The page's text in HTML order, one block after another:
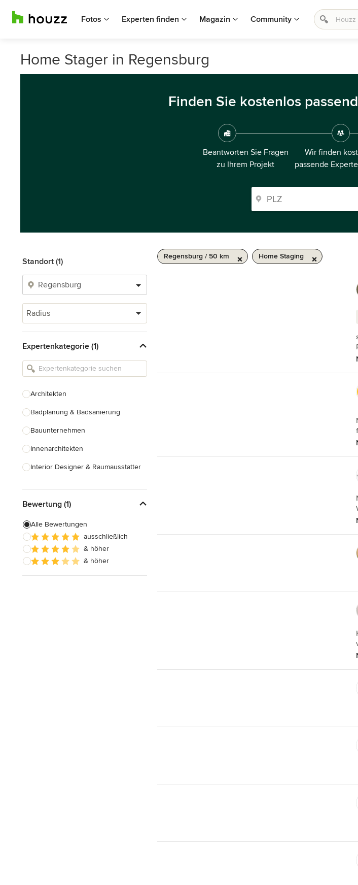
Fotos Experten finden Magazin Community
Home Stager in Regensburg
Finden Sie kostenlos
Beantworten Sie Fragen
zu Ihrem Projekt
Wir finden
passende
Standort (1)
Radius
Expertenkategorie (1)
Architekten
Badplanung & Badsanierung
Bauunternehmen
Innenarchitekten
Interior Designer & Raumausstatter
Landschaftsarchitekten
Armaturen & Sanitärbedarf
Beleuchtung
Einbauschränke
Bewertung (1)
Alle Bewertungen
ausschließlich
& höher
& höher
Regensburg / 50 km Home Staging